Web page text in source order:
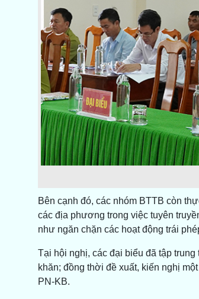
Bên cạnh đó, các nhóm BTTB còn
các địa phương trong việc tuyên
như ngăn chặn các hoạt động trái
Tại hội nghị, các đại biểu đã tập
khăn; đồng thời đề xuất, kiến nghị
PN-KB.